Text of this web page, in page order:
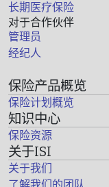
长期医疗保险
对于合作伙伴
管理员
经纪人
保险产品概览
保险计划概览
知识中心
保险资源
关于ISI
关于我们